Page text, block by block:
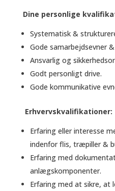
Dine personlige
Systematisk &
Gode samarbejdsevner
Ansvarlig og
Godt personligt drive.
Gode kommunikative
Erhvervskvalifikationer:
Erfaring eller interesse
indenfor flis, træpiller &
Erfaring med
anlægskomponenter.
Erfaring med at sikre, at